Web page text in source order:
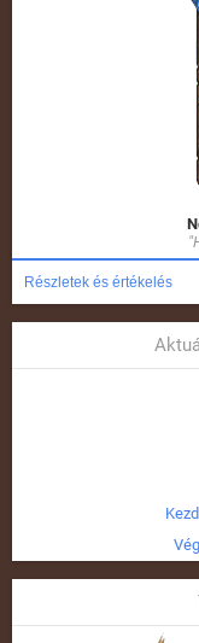
Részletek és értékelés